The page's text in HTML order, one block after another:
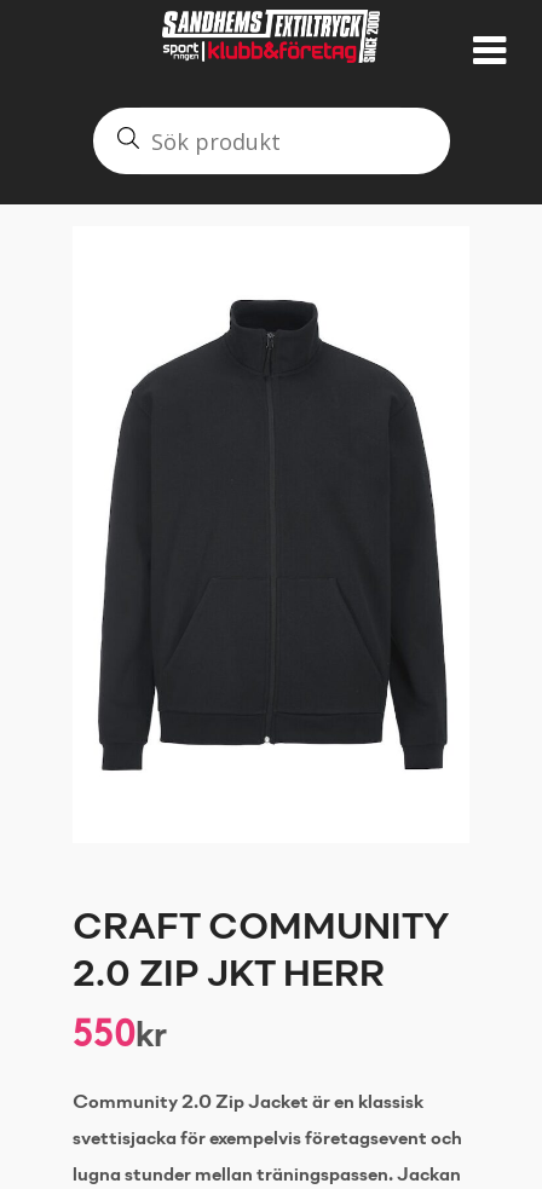
CRAFT COMMUNITY
2.0 ZIP JKT HERR
550kr
Community 2.0 Zip Jacket är en klassisk
svettisjacka för exempelvis företagsevent och
lugna stunder mellan träningspassen. Jackan